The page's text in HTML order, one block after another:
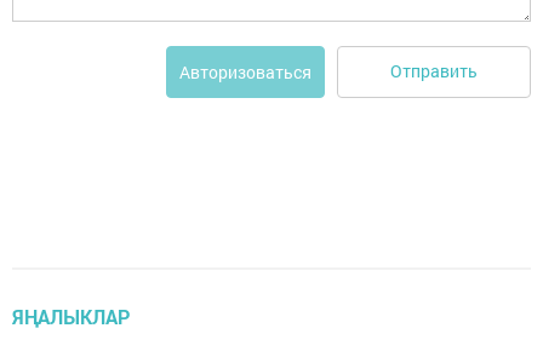
Авторизоваться Отправить
ЯҢАЛЫКЛАР